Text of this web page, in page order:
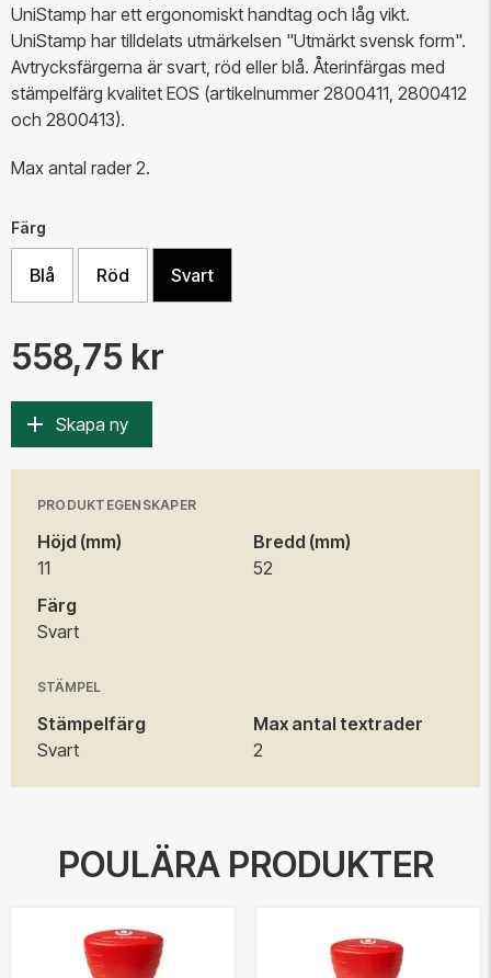
UniStamp har ett ergonomiskt handtag och låg vikt.
UniStamp har tilldelats utmärkelsen "Utmärkt svensk form".
Avtrycksfärgerna är svart, röd eller blå. Återinfärgas med
stämpelfärg kvalitet EOS (artikelnummer 2800411, 2800412
och 2800413).
Max antal rader 2.
Färg
Blå Röd Svart
558,75 kr
Skapa ny
PRODUKTEGENSKAPER
Höjd (mm)
11
Bredd (mm)
52
Färg
Svart
STÄMPEL
Stämpelfärg
Svart
Max antal textrader
2
POULÄRA PRODUKTER